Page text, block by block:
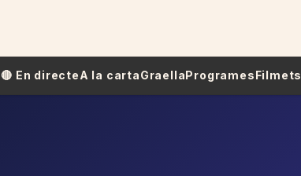
🔴​​ En directeA la cartaGraellaProgramesFilmets